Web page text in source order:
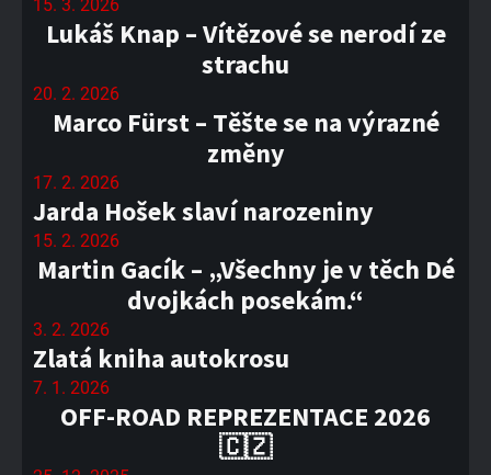
15. 3. 2026
Lukáš Knap – Vítězové se nerodí ze
strachu
20. 2. 2026
Marco Fürst – Těšte se na výrazné
změny
17. 2. 2026
Jarda Hošek slaví narozeniny
15. 2. 2026
Martin Gacík – „Všechny je v těch Dé
dvojkách posekám.“
3. 2. 2026
Zlatá kniha autokrosu
7. 1. 2026
OFF-ROAD REPREZENTACE 2026
🇨🇿